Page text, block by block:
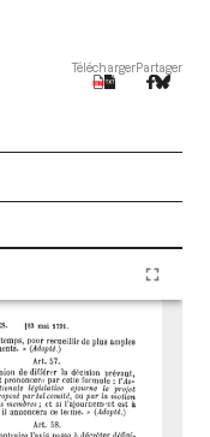
TéléchargerPartager